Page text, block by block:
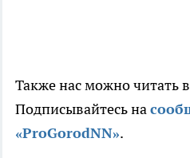
Также нас можно читать
Подписывайтесь на
«ProGorodNN».